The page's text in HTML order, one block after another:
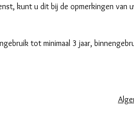
kunt u dit bij de opmerkingen van
tot minimaal 3 jaar,